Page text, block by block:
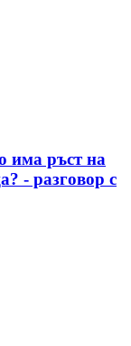
има ръст на
- разговор с